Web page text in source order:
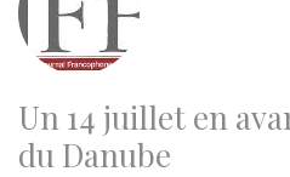
Un 14 juillet en
du Danube